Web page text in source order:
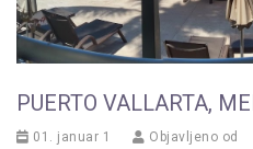
PUERTO VALLARTA,
01. januar 1
Objavljeno od